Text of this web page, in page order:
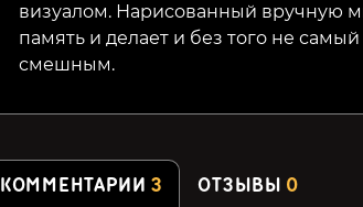
визуалом. Нарисованный вручную
память и делает и без того не
смешным.
КОММЕНТАРИИ 3 ОТЗЫВЫ 0